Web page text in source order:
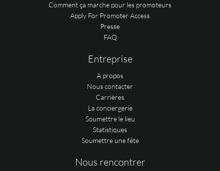
Comment ça marche pour les promoteurs
Apply For Promoter Access
Presse
FAQ
Entreprise
A propos
Nous contacter
Carrières
La conciergerie
Soumettre le lieu
Statistiques
Soumettre une fête
Nous rencontrer